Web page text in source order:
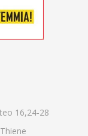
16,24-28